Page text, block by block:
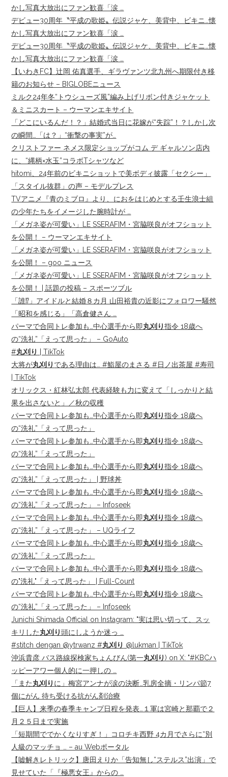
かし写真大放出にファン歓喜「涙 …
デビュー30周年〝平成の歌姫〟伝説ジャケ、美背中、ビキニ…懐
かし写真大放出にファン歓喜「涙 …
デビュー30周年〝平成の歌姫〟伝説ジャケ、美背中、ビキニ…懐
かし写真大放出にファン歓喜「涙 …
【いわきFC】辻岡 佑真選手、ギラヴァンツ北九州へ期限付き移
籍のお知らせ – BIGLOBEニュース
ミルク24年冬“トウシューズ風”編み上げリボン付きジャケット
＆ミニスカート – ウーマンエキサイト
「どこにいるんだ！？」結婚式当日に花嫁が“失踪”！？しかし次
の瞬間…「は？」“衝撃の事実”が…
クリストファー ネメス限定ショップがコム デ ギャルソン店内
に、“縄柄×水玉”コラボTシャツなど
hitomi、24年前のビキニショットで美ボディ披露「セクシー」
「スタイル抜群」の声 – モデルプレス
TVアニメ『青のミブロ』より、におをはじめとする壬生浪士組
の少年たちをイメージした腕時計が …
「メガネ姿が可愛い」LE SSERAFIM・宮脇咲良がオフショット
を公開！ – ウーマンエキサイト
「メガネ姿が可愛い」LE SSERAFIM・宮脇咲良がオフショット
を公開！ – goo ニュース
「メガネ姿が可愛い」LE SSERAFIM・宮脇咲良がオフショット
を公開！ | 話題の投稿 – スポーツブル
「誰⁉」アイドルと結婚８カ月 山田裕貴の近影にフォロワー騒然
「昭和を感じる」「高倉健さん …
パーマで合同トレ参加も…中心選手から即丸刈り指令 18歳へ
の“洗礼”「えって思った」 – GoAuto
#丸刈り
| TikTok
大将が丸刈り である理由は… #鮨屋のまさる #日ノ出茶屋 #寿司
| TikTok
オリックス・紅林弘太郎 代表経験も力に変えて「しっかりと結
果を出さないと」／秋の収穫
パーマで合同トレ参加も…中心選手から即丸刈り指令 18歳へ
の“洗礼”「えって思った」
パーマで合同トレ参加も…中心選手から即丸刈り指令 18歳へ
の“洗礼”「えって思った」
パーマで合同トレ参加も…中心選手から即丸刈り指令 18歳へ
の“洗礼”「えって思った」 | 野球丼
パーマで合同トレ参加も…中心選手から即丸刈り指令 18歳へ
の“洗礼”「えって思った」 – Infoseek
パーマで合同トレ参加も…中心選手から即丸刈り指令 18歳へ
の“洗礼”「えって思った」 – UQライフ
パーマで合同トレ参加も…中心選手から即丸刈り指令 18歳へ
の“洗礼”「えって思った」
パーマで合同トレ参加も…中心選手から即丸刈り指令 18歳へ
の"洗礼"「えって思った」 | Full-Count
パーマで合同トレ参加も…中心選手から即丸刈り指令 18歳へ
の“洗礼”「えって思った」 – Infoseek
Junichi Shimada Official on Instagram: "実は思い切って、スッ
キリした丸刈り頭にしようか迷っ …
#stitch dengan @ytrwanz #丸刈り @lukman | TikTok
沖浜貴彦 バス路線探検家ちょんびん(第一丸刈り) on X: "#KBCハ
ッピーアワー個人的に一押しの …
「また丸刈り に」梅宮アンナが涙の決断…乳房全摘・リンパ節7
個にがん 待ち受ける抗がん剤治療
【巨人】来季の春季キャンプ日程を発表…１軍は宮崎と那覇で２
月２５日まで実施
「短期間ででかくなりすぎ！」コロチキ西野 4カ月でさらに“別
人級のマッチョ … – au Webポータル
【嘘解きレトリック】唐田えりか「告知無し“ステルス”出演」で
見せていた「『極悪女王』からの …